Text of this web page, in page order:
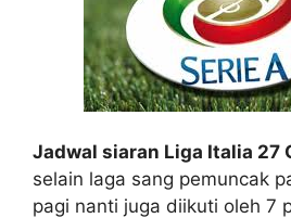
Jadwal siaran Liga Italia 27
selain laga sang pemuncak
pagi nanti juga diikuti oleh 7